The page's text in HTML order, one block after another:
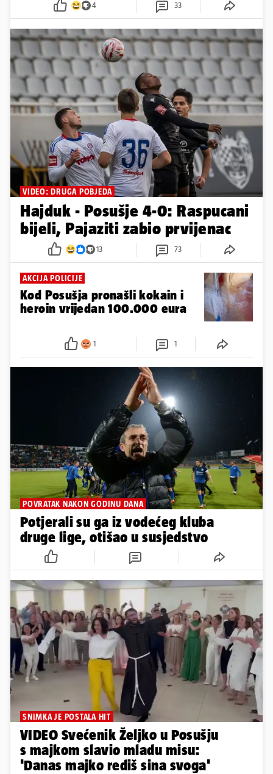
4 33
VIDEO: DRUGA POBJEDA
Hajduk - Posušje 4-0: Raspucani
bijeli, Pajaziti zabio prvijenac
13 73
AKCIJA POLICIJE
Kod Posušja pronašli kokain i
heroin vrijedan 100.000 eura
1 1
POVRATAK NAKON GODINU DANA
Potjerali su ga iz vodećeg kluba
druge lige, otišao u susjedstvo
SNIMKA JE POSTALA HIT
VIDEO Svećenik Željko u Posušju
s majkom slavio mladu misu:
'Danas majko rediš sina svoga'